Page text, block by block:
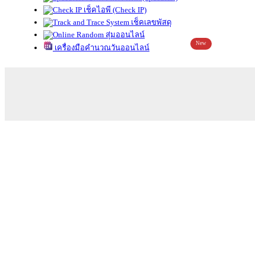
เช็คไอพี (Check IP)
เช็คเลขพัสดุ
สุ่มออนไลน์
เครื่องมือคำนวณวันออนไลน์
New